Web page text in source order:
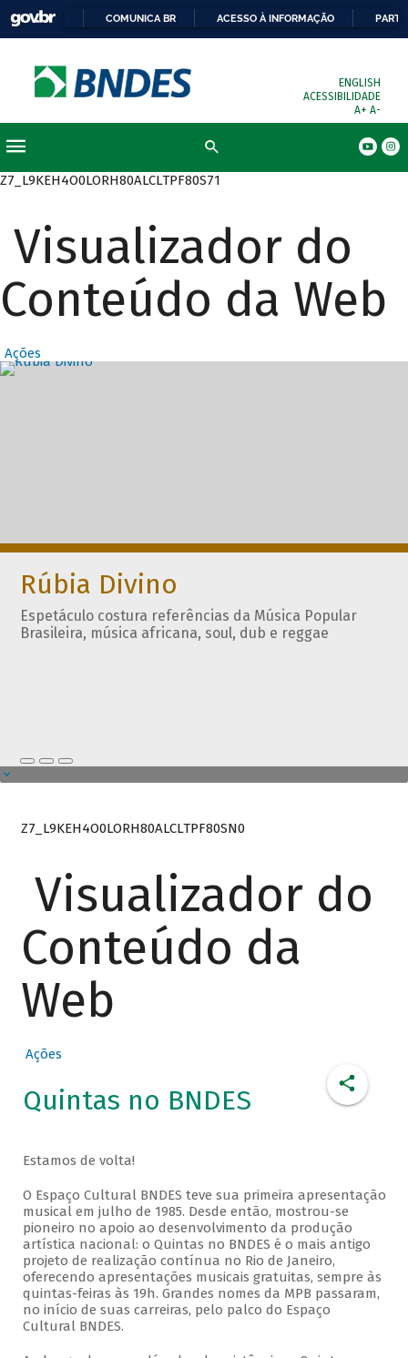
COMUNICA BR ACESSO À INFORMAÇÃO
ENGLISH
ACESSIBILIDADE
A+ A-
Z7_L9KEH4O0LORH80ALCLTPF80S71
Visualizador do
Conteúdo da Web
Ações
Destaques
Rúbia Divino
Espetáculo costura referências da Música Popular
Brasileira, música africana, soul, dub e reggae
Z7_L9KEH4O0LORH80ALCLTPF80SN0
Visualizador do
Conteúdo da
Web
Ações
Quintas no BNDES
Estamos de volta!
O Espaço Cultural BNDES teve sua primeira apresentação
musical em julho de 1985. Desde então, mostrou-se
pioneiro no apoio ao desenvolvimento da produção
artística nacional: o Quintas no BNDES é o mais antigo
projeto de realização contínua no Rio de Janeiro,
oferecendo apresentações musicais gratuitas, sempre às
quintas-feiras às 19h. Grandes nomes da MPB passaram,
no início de suas carreiras, pelo palco do Espaço
Cultural BNDES.